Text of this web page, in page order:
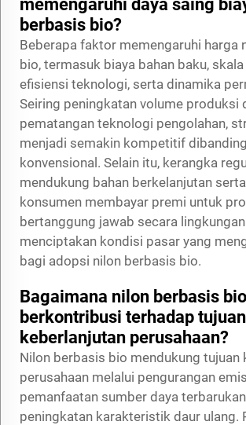
memengaruhi daya saing
berbasis bio?
Beberapa faktor memengaruhi harga
bio, termasuk biaya bahan baku,
efisiensi teknologi, serta dinamika
Seiring peningkatan volume produksi
pematangan teknologi pengolahan,
menjadi semakin kompetitif
konvensional. Selain itu, kerangka
mendukung bahan berkelanjutan
konsumen membayar premi untuk
bertanggung jawab secara
menciptakan kondisi pasar yang
bagi adopsi nilon berbasis bio.
Bagaimana nilon berbasis bio
berkontribusi terhadap tujuan
keberlanjutan perusahaan?
Nilon berbasis bio mendukung tujuan
perusahaan melalui pengurangan
pemanfaatan sumber daya
peningkatan karakteristik daur ulang.